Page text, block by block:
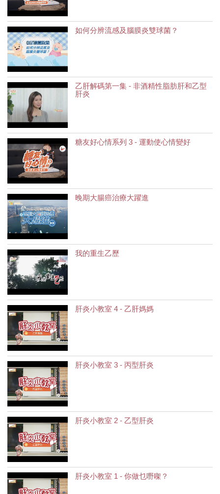
如何分辨流感及腦膜炎雙球菌？
乙肝解碼第一集 - 非酒精性脂肪肝和乙型
肝炎
糖友好心情系列 3 - 運動使心情變好
晚期大腸癌治療大躍進
我的重生乙歷
肝炎小教室 4 - 乙肝媽媽
肝炎小教室 3 - 丙型肝炎
肝炎小教室 2 - 乙型肝炎
肝炎小教室 1 - 你做乜嘢㗎？